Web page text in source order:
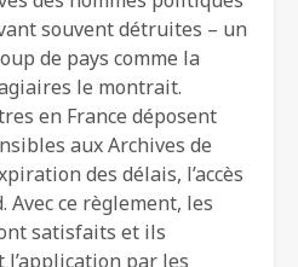
souvent détruites – un
de pays comme la
le montrait.
en France déposent
aux Archives de
des délais, l’accès
Avec ce règlement, les
satisfaits et ils
par les